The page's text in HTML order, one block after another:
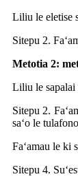
Liliu le eletise
Sitepu 2.
Metotia 2:
Liliu le sapalai
Sitepu 2.
saʻo le
Faʻamau le ki
Sitepu 4.